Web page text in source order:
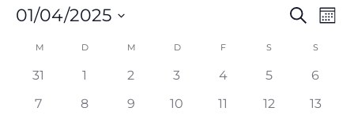
und
Suche
01/04/2025
wählen.
Kalender
von
M MONTAGDDIENSTAG
M MITTWOCH
DDONNERSTAG
FFREITAG S SAMSTAGS
0
31
01
0
2
0
3
0
4
0
5
0
6
0
7
0
8
0
9
0
10
0
11
0
12
0
13